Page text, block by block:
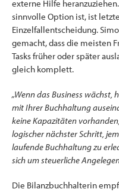
externe Hilfe
sinnvolle Option ist, ist
Einzelfallentscheidung.
gemacht, dass die meisten
Tasks früher oder später
gleich komplett.
„Wenn das Business wächst,
mit Ihrer Buchhaltung
keine Kapazitäten
logischer nächster Schritt,
laufende Buchhaltung zu
sich um steuerliche
Die Bilanzbuchhalterin